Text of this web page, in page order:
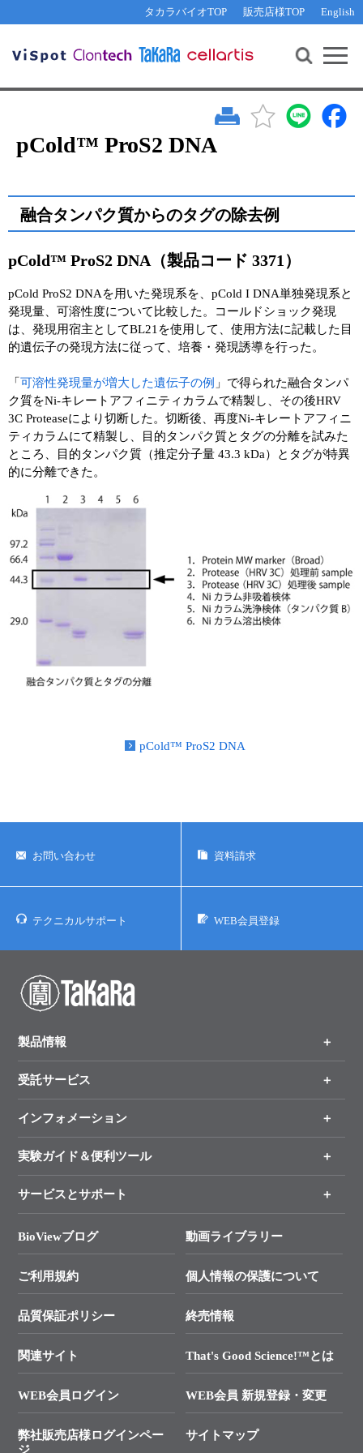
タカラバイオTOP 販売店様TOP English
機能解析・サイレンシング
核酸抽出・精製・標識
リアルタイムPCR（qPCR）
装置・ソフトウェア
サンプル請求
テクニカルサポートライン
その他 ライセンスに関するご相談
遺伝子組換え生物該当製品
研究支援ツール
Cut-Site Navigator 制限酵素切断サイトの検索
抗体検索サイト
リアルタイムPCR（インターカレーター法）
プライマー検索・注文
プライマー・プローブ検索・注文
機器ソフトウェア・ベクター配列ダウンロード
ラーニングセンター
リアルタイムPCR実験ガイド
遺伝子検査ガイド（食品・水質・家畜他）
NGSポータルサイト
幹細胞・再生医療研究ガイド
クローニング実験ガイド
細胞選択ガイド
エピジェネティクス実験ガイド
アプリケーションノート
ユーザーズボイス集
Q&A
お問い合わせ WEB会員登録
pCold™ ProS2 DNA
融合タンパク質からのタグの除去例
pCold™ ProS2 DNA（製品コード 3371）
pCold ProS2 DNAを用いた発現系を、pCold I DNA単独発現系と
発現量、可溶性度について比較した。コールドショック発現
は、発現用宿主としてBL21を使用して、使用方法に記載した目
的遺伝子の発現方法に従って、培養・発現誘導を行った。
「 可溶性発現量が増大した遺伝子の例 」で得られた融合タンパ
ク質をNi-キレートアフィニティカラムで精製し、その後HRV
3C Proteaseにより切断した。切断後、再度Ni-キレートアフィニ
ティカラムにて精製し、目的タンパク質とタグの分離を試みた
ところ、目的タンパク質（推定分子量 43.3 kDa）とタグが特異
的に分離できた。
pCold™ ProS2 DNA
お問い合わせ 資料請求
テクニカルサポート WEB会員登録
製品情報
製品一覧
手法から製品を探す
新製品情報
受託サービス
オンライン注文
インフォメーション
キャンペーン
タカラバイオ各種会員募集のお知らせ
終売製品のお知らせ
価格改定のご案内
技術セミナーのご案内
タカラバイオ発表文献
実験ガイド＆便利ツール
リアルタイムPCR実験のススメ
幹細胞・再生医療研究ガイド
クローニング実験ガイド
SMARTer NGSポータルサイト
プライマー設計
制限酵素切断サイトの検索
ユーザーズボイス集
サービスとサポート
総合お問い合わせ
├ 実験コンシェルジュ
├ 受託サービスお問い合わせ
資料請求 機器関連
BioViewブログ 動画ライブラリー
ご利用規約 個人情報の保護について
品質保証ポリシー 終売情報
関連サイト That's Good Science!™とは
WEB会員ログイン WEB会員 新規登録・変更
弊社販売店様ログインペー
ジ
サイトマップ